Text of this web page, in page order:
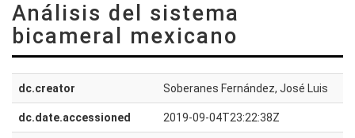
Análisis del sistema
bicameral mexicano
dc.creator Soberanes Fernández, José Luis
dc.date.accessioned 2019-09-04T23:22:38Z